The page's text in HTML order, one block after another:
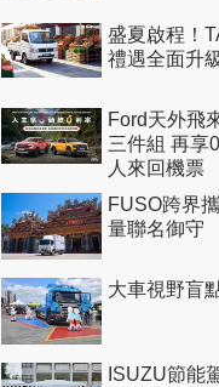
盛夏啟程！
禮遇全面升
Ford天外飛
三件組 再享
人來回機票
FUSO跨界
量聯名御守
大車視野盲
ISUZU節能